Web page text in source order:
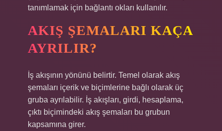
tanımlamak için bağlantı okları kullanılır.
AKIŞ ŞEMALARI KAÇA
AYRILIR?
İş akışının yönünü belirtir. Temel olarak akış
şemaları içerik ve biçimlerine bağlı olarak üç
gruba ayrılabilir. İş akışları, girdi, hesaplama,
çıktı biçimindeki akış şemaları bu grubun
kapsamına girer.